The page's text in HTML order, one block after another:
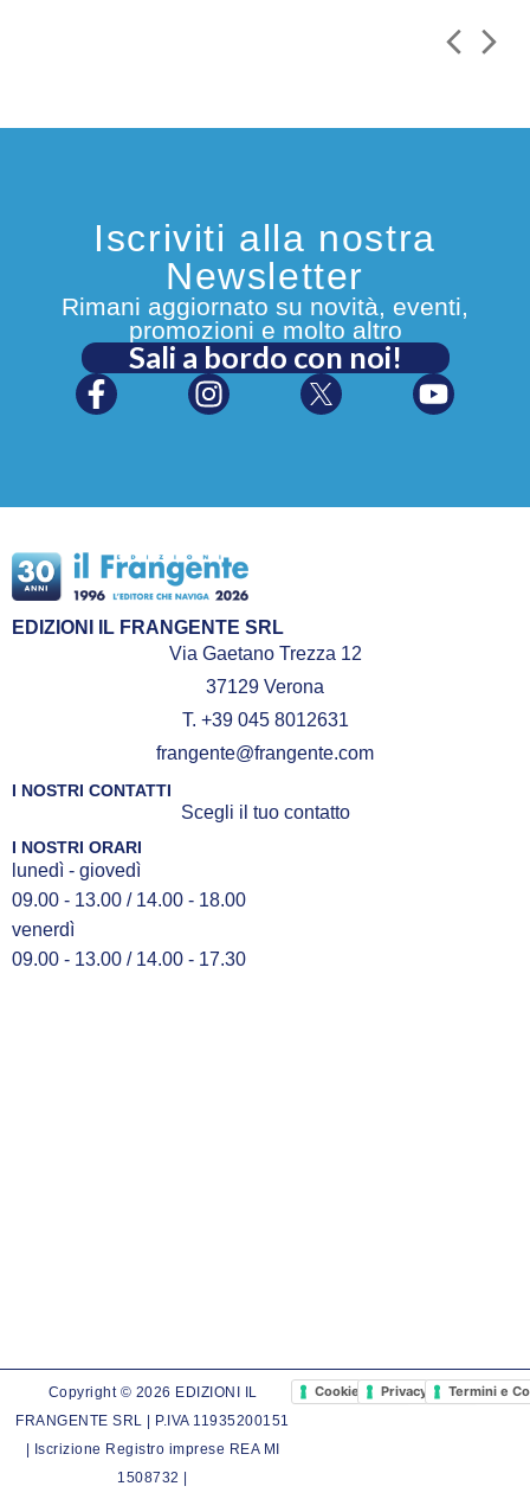
Iscriviti alla nostra
Newsletter
Rimani aggiornato su novità, eventi,
promozioni e molto altro
Sali a bordo con noi!
EDIZIONI IL FRANGENTE SRL
Via Gaetano Trezza 12
37129 Verona
T. +39 045 8012631
frangente@frangente.com
I NOSTRI CONTATTI
Scegli il tuo contatto
I NOSTRI ORARI
lunedì - giovedì
09.00 - 13.00 / 14.00 - 18.00
venerdì
09.00 - 13.00 / 14.00 - 17.30
Copyright © 2026 EDIZIONI IL
FRANGENTE SRL | P.IVA 11935200151
| Iscrizione Registro imprese REA MI
1508732 |
Cookie PolicyPrivacy PolicyTermini e